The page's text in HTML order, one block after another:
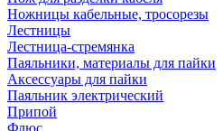
Ножницы кабельные, тросорезы
Лестницы
Лестница-стремянка
Паяльники, материалы для пайки
Аксессуары для пайки
Паяльник электрический
Припой
Флюс